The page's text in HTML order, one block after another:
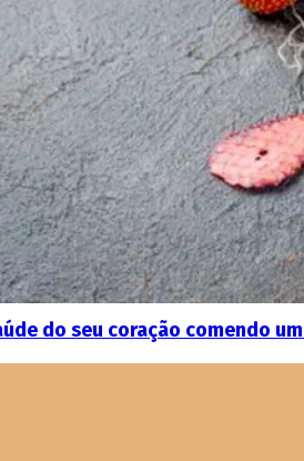
do seu coração comendo